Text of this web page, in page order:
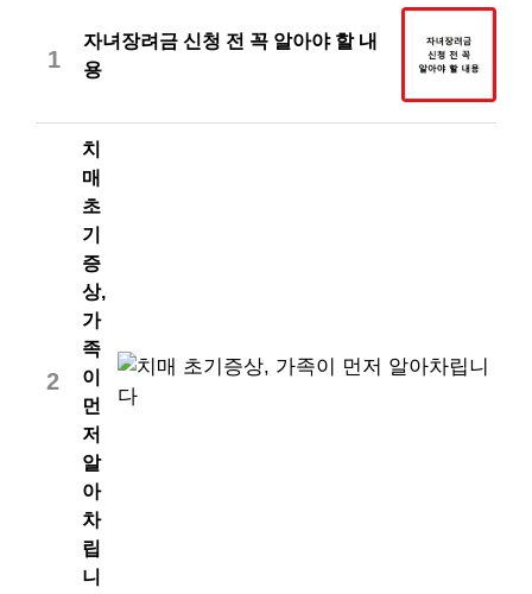
1
자녀장려금 신청 전 꼭 알아야 할 내
용
2
치
매
초
기
증
상,
가
족
이
먼
저
알
아
차
립
니